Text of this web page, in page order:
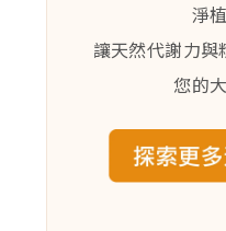
淨
讓天然代謝力
您的